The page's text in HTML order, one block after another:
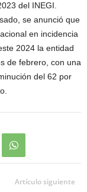
del INEGI.
se anunció que
en incidencia
2024 la entidad
de febrero, con una
del 62 por
Artículo siguiente